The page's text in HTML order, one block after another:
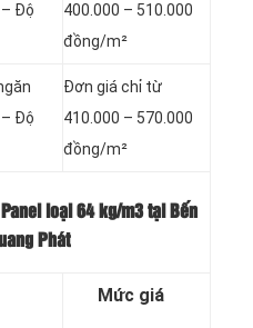
Độ
400.000 – 510.000
đồng/m²
Độ
Đơn giá chỉ từ
410.000 – 570.000
đồng/m²
loại 64 kg/m3 tại Bến
Phát
Mức giá